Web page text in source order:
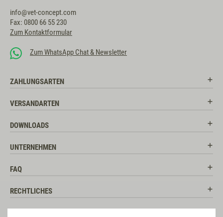
info@vet-concept.com
Fax: 0800 66 55 230
Zum Kontaktformular
Zum WhatsApp Chat & Newsletter
ZAHLUNGSARTEN
VERSANDARTEN
DOWNLOADS
UNTERNEHMEN
FAQ
RECHTLICHES